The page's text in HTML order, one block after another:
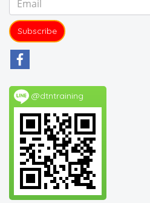
Subscribe
@dtntraining